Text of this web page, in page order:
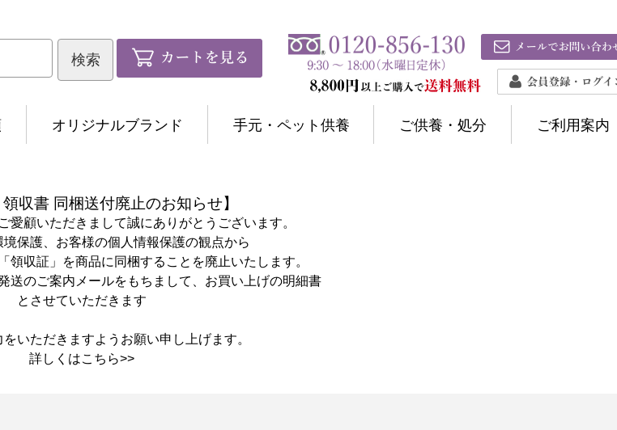
オリジナルブランド 手元・ペット供養 ご供養・処分 ご利用案内
領収書 同梱送付廃止のお知らせ】
愛顧いただきまして誠にありがとうございます。
保護、お客様の個人情報保護の観点から
領収証」を商品に同梱することを廃止いたします。
送のご案内メールをもちまして、お買い上げの明細書
とさせていただきます
いただきますようお願い申し上げます。
詳しくはこちら>>